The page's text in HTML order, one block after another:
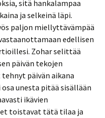
sitä hankalampaa
ja selkeinä läpi.
paljon miellyttävämpää
edellisen
Zohar selittää
päivän tekojen
päivän aikana
unesta pitää sisällään
ikävien
toistavat tätä tilaa ja